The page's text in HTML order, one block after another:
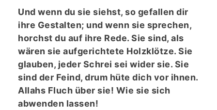
Und wenn du sie siehst, so gefallen dir
ihre Gestalten; und wenn sie sprechen,
horchst du auf ihre Rede. Sie sind, als
wären sie aufgerichtete Holzklötze. Sie
glauben, jeder Schrei sei wider sie. Sie
sind der Feind, drum hüte dich vor ihnen.
Allahs Fluch über sie! Wie sie sich
abwenden lassen!